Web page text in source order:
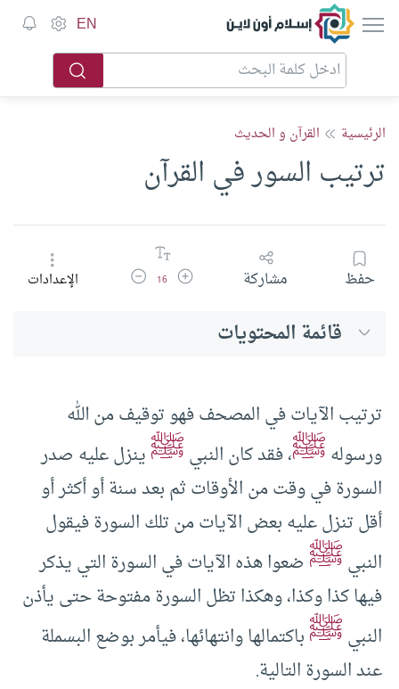
إسلام أون لاين EN
الرئيسية القرآن و الحديث
ترتيب السور في القرآن
حفظ مشاركة زيادة حجم الخط
16 تقليل حجم الخطالإعدادات
قائمة المحتويات
ترتيب الآيات في المصحف فهو توقيف من الله
ورسولهﷺ، فقد كان النبيﷺينزل عليه صدر
السورة في وقت من الأوقات ثم بعد سنة أو أكثر أو
أقل تنزل عليه بعض الآيات من تلك السورة فيقول
النبيﷺ ضعوا هذه الآيات في السورة التي يذكر
فيها كذا وكذا، وهكذا تظل السورة مفتوحة حتى يأذن
النبيﷺباكتمالها وانتهائها، فيأمر بوضع البسملة
عند السورة التالية.